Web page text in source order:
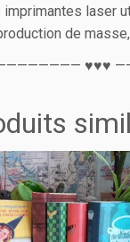
laser
de
♥♥♥